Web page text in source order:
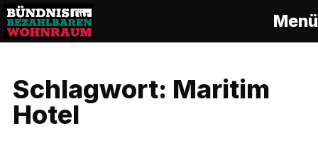
S
i
Menü
Schlagwort: Maritim
Hotel